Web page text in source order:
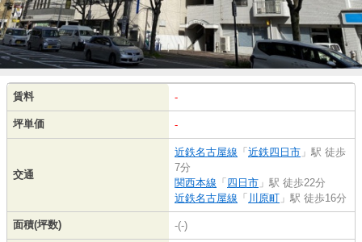
賃料 -
坪単価 -
交通
近鉄名古屋線 「 近鉄四日市 」駅 徒歩
7分
関西本線 「 四日市 」駅 徒歩22分
近鉄名古屋線 「 川原町 」駅 徒歩16分
面積(坪数) -(-)